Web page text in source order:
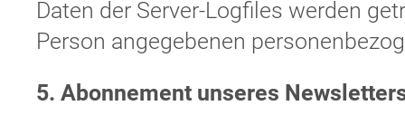
Daten der Server-Logfiles werden
Person angegebenen
5. Abonnement unseres